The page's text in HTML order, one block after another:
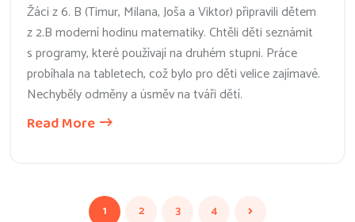
Žáci z 6. B (Timur, Milana, Joša a Viktor) připravili dětem
z 2.B moderní hodinu matematiky. Chtěli děti seznámit
s programy, které používají na druhém stupni. Práce
probíhala na tabletech, což bylo pro děti velice zajímavé.
Nechyběly odměny a úsměv na tváři dětí.
Read More
1 2 3 4